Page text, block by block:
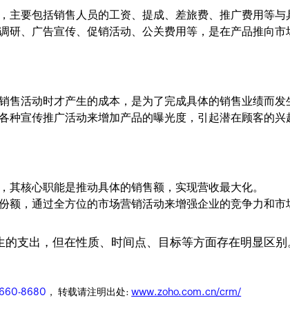
要包括销售人员的工资、提成、差旅费、推广费用等与
、广告宣传、促销活动、公关费用等，是在产品推向市
活动时才产生的成本，是为了完成具体的销售业绩而发
宣传推广活动来增加产品的曝光度，引起潜在顾客的兴
核心职能是推动具体的销售额，实现营收最大化。
，通过全方位的市场营销活动来增强企业的竞争力和市
支出，但在性质、时间点、目标等方面存在明显区
8680 ， 转载请注明出处:www.zoho.com.cn/crm/